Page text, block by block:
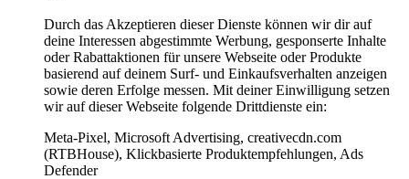
Durch das Akzeptieren dieser Dienste können wir dir auf
deine Interessen abgestimmte Werbung, gesponserte Inhalte
oder Rabattaktionen für unsere Webseite oder Produkte
basierend auf deinem Surf- und Einkaufsverhalten anzeigen
sowie deren Erfolge messen. Mit deiner Einwilligung setzen
wir auf dieser Webseite folgende Drittdienste ein:
Meta-Pixel, Microsoft Advertising, creativecdn.com
(RTBHouse), Klickbasierte Produktempfehlungen, Ads
Defender